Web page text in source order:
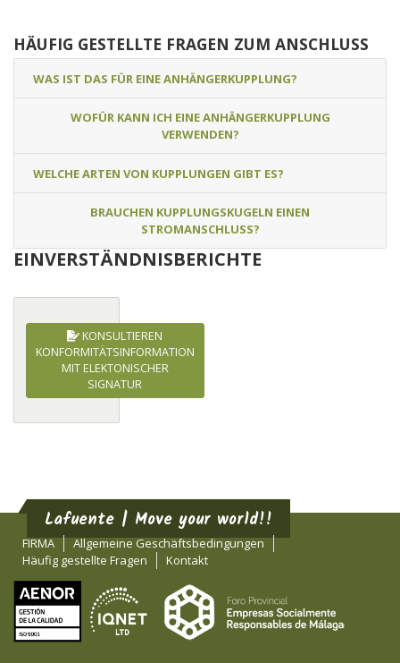
HÄUFIG GESTELLTE FRAGEN ZUM ANSCHLUSS
WAS IST DAS FÜR EINE ANHÄNGERKUPPLUNG?
WOFÜR KANN ICH EINE ANHÄNGERKUPPLUNG
VERWENDEN?
WELCHE ARTEN VON KUPPLUNGEN GIBT ES?
BRAUCHEN KUPPLUNGSKUGELN EINEN
STROMANSCHLUSS?
EINVERSTÄNDNISBERICHTE
KONSULTIEREN
KONFORMITÄTSINFORMATION
MIT ELEKTONISCHER
SIGNATUR
Lafuente | Move your world!!
FIRMA
Allgemeine Geschäftsbedingungen
Häufig gestellte Fragen
Kontakt